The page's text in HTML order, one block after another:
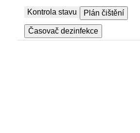
Kontrola stavu Plán čištění
Časovač dezinfekce